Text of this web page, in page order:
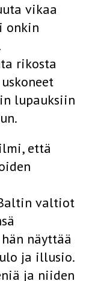
vikaa
onkin
rikosta
lupauksiin
että
valtiot
näyttää
ja illusio.
ja niiden